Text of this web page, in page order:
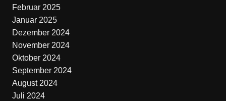
Februar 2025
Januar 2025
Dezember 2024
November 2024
Oktober 2024
September 2024
August 2024
Juli 2024